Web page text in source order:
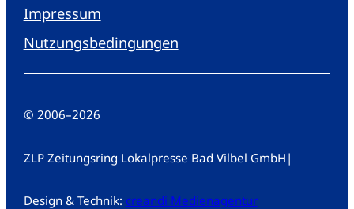
Impressum
Nutzungsbedingungen
© 2006–2026
ZLP Zeitungsring Lokalpresse Bad Vilbel GmbH |
Design & Technik: creandi Medienagentur